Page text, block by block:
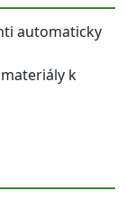
automaticky
k